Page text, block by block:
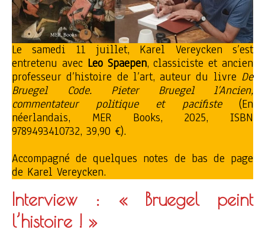
Le samedi 11 juillet, Karel Vereycken s’est
entretenu avec Leo Spaepen, classiciste et ancien
professeur d’histoire de l’art, auteur du livre De
Bruegel Code. Pieter Bruegel l’Ancien,
commentateur politique et pacifiste(En
néerlandais, MER Books, 2025, ISBN
9789493410732, 39,90 €).
Accompagné de quelques notes de bas de page
de Karel Vereycken.
Interview : « Bruegel peint
l’histoire ! »